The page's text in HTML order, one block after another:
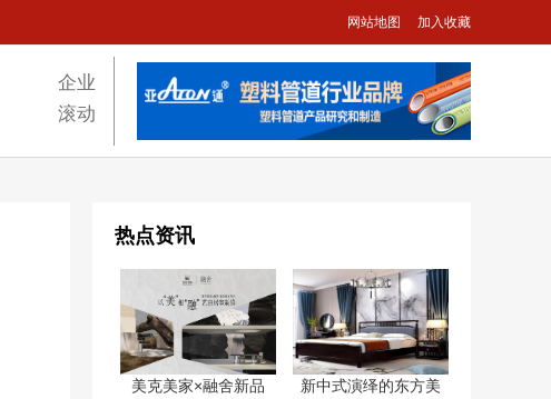
网站地图 加入收藏
企业
滚动
热点资讯
美克美家×融舍新品 新中式演绎的东方美